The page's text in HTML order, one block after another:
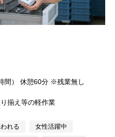
間） 休憩60分 ※残業無し
揃え等の軽作業
れる 女性活躍中